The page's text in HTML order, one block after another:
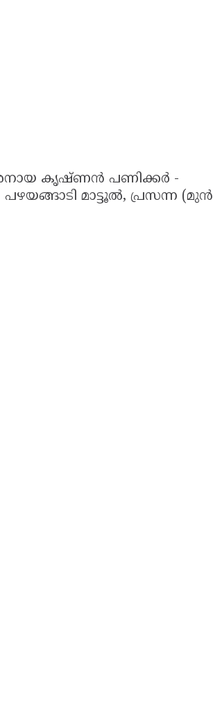
കൃഷ്ണൻ പണിക്കർ -
മാട്ടൂൽ, പ്രസന്ന (മുൻ